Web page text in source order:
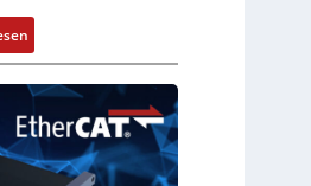
a
n
d
s
ü
b
e
P
o
s
i
t
i
o
:
N
e
e
r